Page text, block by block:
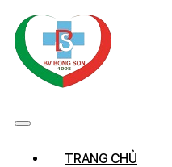
TRANG CHỦ